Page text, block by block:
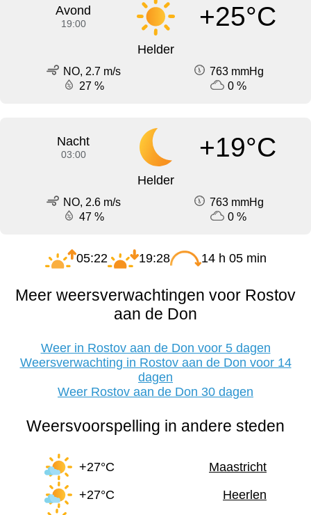
Avond
19:00 +25°C
Helder
NO, 2.7 m/s
763 mmHg
27 %
0 %
Nacht
03:00 +19°C
Helder
NO, 2.6 m/s
763 mmHg
47 %
0 %
05:22 19:28 14 h 05 min
Meer weersverwachtingen voor Rostov
aan de Don
Weer in Rostov aan de Don voor 5 dagen
Weersverwachting in Rostov aan de Don voor 14
dagen
Weer Rostov aan de Don 30 dagen
Weersvoorspelling in andere steden
+27°C
Maastricht
+27°C
Heerlen